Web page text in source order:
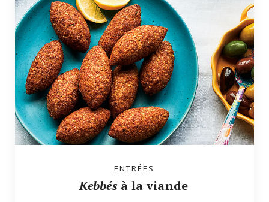
ENTRÉES
Kebbés à la viande